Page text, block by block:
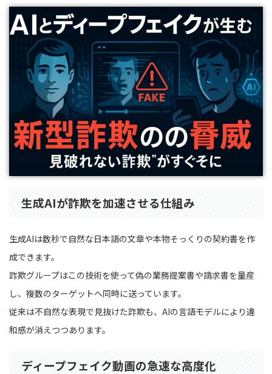
生成AIが詐欺を加速させる仕組み
生成AIは数秒で自然な日本語の文章や本物そっくりの契約書を作
成できます。
詐欺グループはこの技術を使って偽の業務提案書や請求書を量産
し、複数のターゲットへ同時に送っています。
従来は不自然な表現で見抜けた詐欺も、AIの言語モデルにより違
和感が消えつつあります。
ディープフェイク動画の急速な高度化